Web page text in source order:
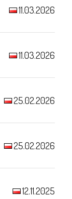
11.03.2026
11.03.2026
25.02.2026
25.02.2026
12.11.2025